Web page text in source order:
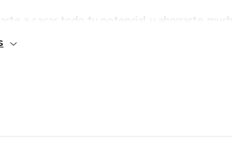
a sacar todo tu potencial y ahorrarte